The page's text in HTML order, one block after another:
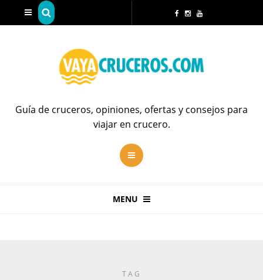
Guía de cruceros, opiniones, ofertas y consejos para
viajar en crucero.
MENU
TAG